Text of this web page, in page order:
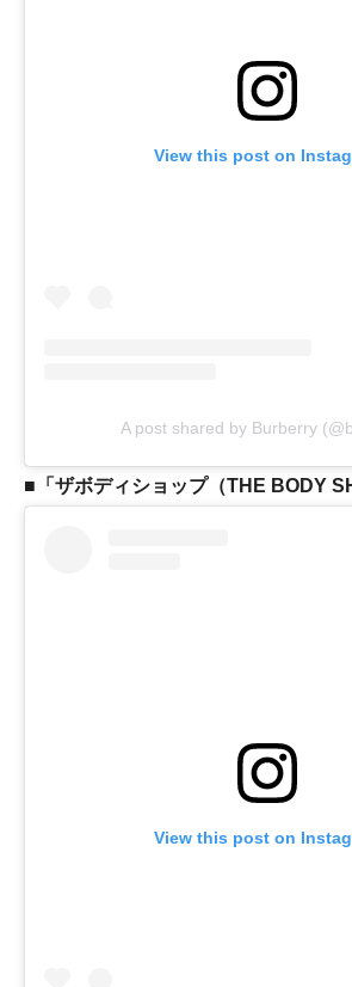
View this post on
A post shared by Burberry
■「ザボディショップ（THE BODY
View this post on